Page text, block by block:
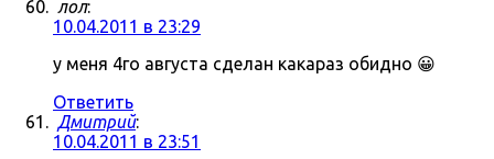
лол:
10.04.2011 в 23:29
у меня 4го августа сделан какараз обидно 😀
Ответить
Дмитрий:
10.04.2011 в 23:51